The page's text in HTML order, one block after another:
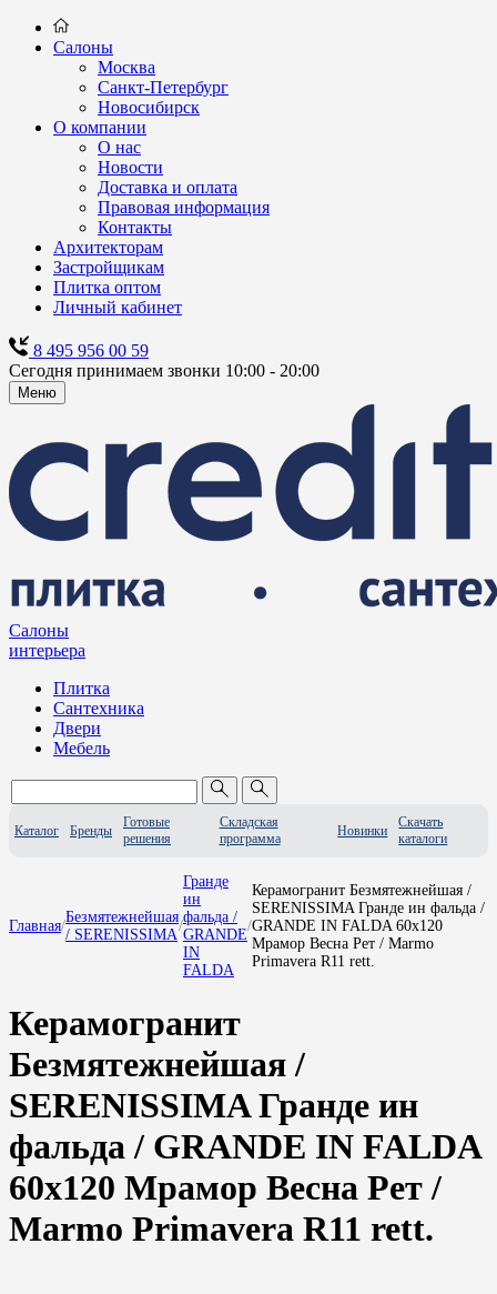
Салоны
Москва
Санкт-Петербург
Новосибирск
О компании
О нас
Новости
Доставка и оплата
Правовая информация
Контакты
Архитекторам
Застройщикам
Плитка оптом
Личный кабинет
8 495 956 00 59
Сегодня принимаем звонки 10:00 - 20:00
Меню
Салоны
интерьера
Плитка
Сантехника
Двери
Мебель
Каталог Бренды
Готовые
решения
Складская
программа
Новинки
Скачать
каталоги
Главная/
Безмятежнейшая
/ SERENISSIMA
/
Гранде
ин
фальда /
GRANDE
IN
FALDA
/
Керамогранит Безмятежнейшая /
SERENISSIMA Гранде ин фальда /
GRANDE IN FALDA 60x120
Мрамор Весна Рет / Marmo
Primavera R11 rett.
Керамогранит
Безмятежнейшая /
SERENISSIMA Гранде ин
фальда / GRANDE IN FALDA
60x120 Мрамор Весна Рет /
Marmo Primavera R11 rett.